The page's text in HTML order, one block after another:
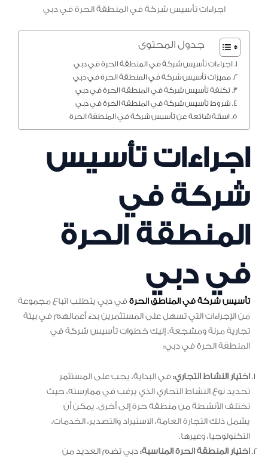
اجراءات تأسيس شركة في المنطقة الحرة في دبي
جدول المحتوى
اجراءات تأسيس شركة في المنطقة الحرة في دبي
مميزات تأسيس شركة في المنطقة الحرة في دبي
تكلفة تأسيس شركة في المنطقة الحرة في دبي
شروط تأسيس شركة في المنطقة الحرة في دبي
اسئلة شائعة عن تأسيس شركة في المنطقة الحرة
اجراءات تأسيس
شركة في
المنطقة الحرة
في دبي
تأسيس شركة في المناطق الحرةفي دبي يتطلب اتباع مجموعة
من الإجراءات التي تسهل على المستثمرين بدء أعمالهم في بيئة
تجارية مرنة ومشجعة. إليك خطوات تأسيس شركة في
المنطقة الحرة في دبي:
اختيار النشاط التجاري:في البداية، يجب على المستثمر
تحديد نوع النشاط التجاري الذي يرغب في ممارسته، حيث
تختلف الأنشطة من منطقة حرة إلى أخرى. يمكن أن
يشمل ذلك التجارة العامة، الاستيراد والتصدير، الخدمات،
التكنولوجيا، وغيرها.
اختيار المنطقة الحرة المناسبة:دبي تضم العديد من